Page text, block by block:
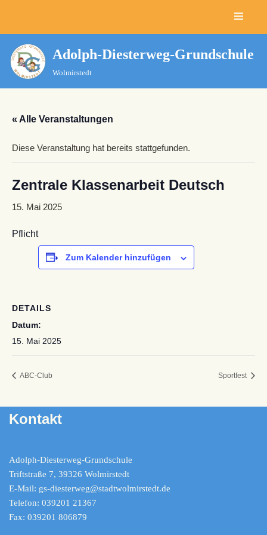
Zum
Inhalt
springen
Adolph-Diesterweg-Grundschule
Wolmirstedt
« Alle Veranstaltungen
Diese Veranstaltung hat bereits stattgefunden.
Zentrale Klassenarbeit Deutsch
15. Mai 2025
Pflicht
Zum Kalender hinzufügen
DETAILS
Datum:
15. Mai 2025
ABC-Club Sportfest
Kontakt
Adolph-Diesterweg-Grundschule
Triftstraße 7, 39326 Wolmirstedt
E-Mail: gs-diesterweg@stadtwolmirstedt.de
Telefon: 039201 21367
Fax: 039201 806879